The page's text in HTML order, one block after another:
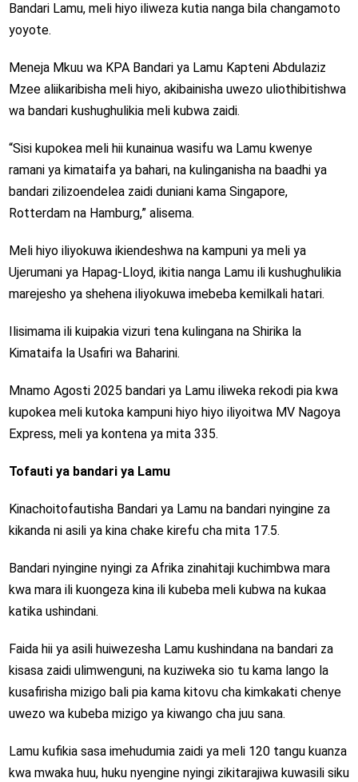
Bandari Lamu, meli hiyo iliweza kutia nanga bila changamoto
yoyote.
Meneja Mkuu wa KPA Bandari ya Lamu Kapteni Abdulaziz
Mzee aliikaribisha meli hiyo, akibainisha uwezo uliothibitishwa
wa bandari kushughulikia meli kubwa zaidi.
“Sisi kupokea meli hii kunainua wasifu wa Lamu kwenye
ramani ya kimataifa ya bahari, na kulinganisha na baadhi ya
bandari zilizoendelea zaidi duniani kama Singapore,
Rotterdam na Hamburg,” alisema.
Meli hiyo iliyokuwa ikiendeshwa na kampuni ya meli ya
Ujerumani ya Hapag-Lloyd, ikitia nanga Lamu ili kushughulikia
marejesho ya shehena iliyokuwa imebeba kemilkali hatari.
Ilisimama ili kuipakia vizuri tena kulingana na Shirika la
Kimataifa la Usafiri wa Baharini.
Mnamo Agosti 2025 bandari ya Lamu iliweka rekodi pia kwa
kupokea meli kutoka kampuni hiyo hiyo iliyoitwa MV Nagoya
Express, meli ya kontena ya mita 335.
Tofauti ya bandari ya Lamu
Kinachoitofautisha Bandari ya Lamu na bandari nyingine za
kikanda ni asili ya kina chake kirefu cha mita 17.5.
Bandari nyingine nyingi za Afrika zinahitaji kuchimbwa mara
kwa mara ili kuongeza kina ili kubeba meli kubwa na kukaa
katika ushindani.
Faida hii ya asili huiwezesha Lamu kushindana na bandari za
kisasa zaidi ulimwenguni, na kuziweka sio tu kama lango la
kusafirisha mizigo bali pia kama kitovu cha kimkakati chenye
uwezo wa kubeba mizigo ya kiwango cha juu sana.
Lamu kufikia sasa imehudumia zaidi ya meli 120 tangu kuanza
kwa mwaka huu, huku nyengine nyingi zikitarajiwa kuwasili siku